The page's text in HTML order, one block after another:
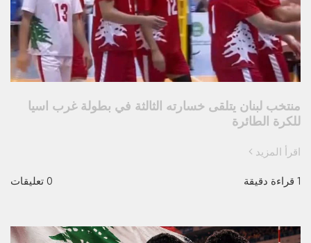
منتخب لبنان يتلقى خسارته الثالثة في بطولة غرب اسيا
للكرة الطائرة
اقرأ المزيد
1 قراءة دقيقة 0 تعليقات